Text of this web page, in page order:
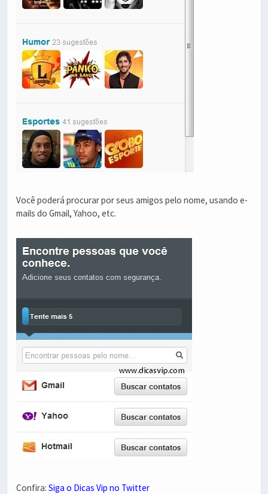
Você poderá procurar por seus amigos pelo nome, usando e-
mails do Gmail, Yahoo, etc.
Confira: Siga o Dicas Vip no Twitter